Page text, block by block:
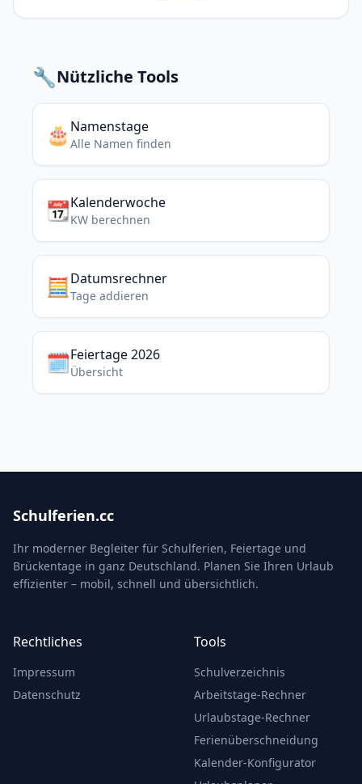
🔧Nützliche Tools
🎂 Namenstage
Alle Namen finden
📆Kalenderwoche
KW berechnen
🧮Datumsrechner
Tage addieren
🗓️Feiertage 2026
Übersicht
Schulferien.cc
Ihr moderner Begleiter für Schulferien, Feiertage und
Brückentage in ganz Deutschland. Planen Sie Ihren Urlaub
effizienter – mobil, schnell und übersichtlich.
Rechtliches
Impressum
Datenschutz
Tools
Schulverzeichnis
Arbeitstage-Rechner
Urlaubstage-Rechner
Ferienüberschneidung
Kalender-Konfigurator